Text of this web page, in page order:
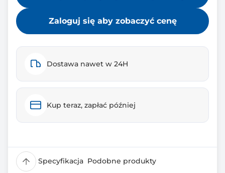
Zaloguj się aby zobaczyć cenę
Dostawa nawet w 24H
Kup teraz, zapłać później
Specyfikacja Podobne produkty